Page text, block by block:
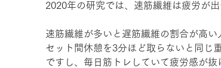
2020年の研究では、速筋繊維は疲労が
速筋繊維が多いと遅筋繊維の割合が高
セット間休憩を3分ほど取らないと同じ
ですし、毎日筋トレしていて疲労感が